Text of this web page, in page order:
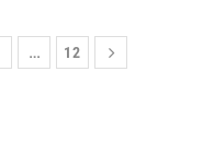
… 12